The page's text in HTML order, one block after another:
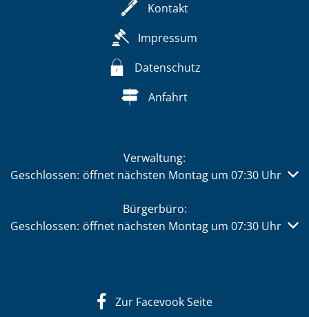
Kontakt
Impressum
Datenschutz
Anfahrt
Verwaltung:
Klicken, um weitere Öffnungs- oder Schließzeiten
Geschlossen: öffnet nächsten Montag um 07:30 Uhr
Bürgerbüro:
Klicken, um weitere Öffnungs- oder Schließzeiten
Geschlossen: öffnet nächsten Montag um 07:30 Uhr
Zur Facevook Seite